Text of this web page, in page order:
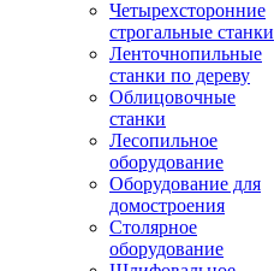
Четырехсторонние
строгальные станки
Ленточнопильные
станки по дереву
Облицовочные
станки
Лесопильное
оборудование
Оборудование для
домостроения
Столярное
оборудование